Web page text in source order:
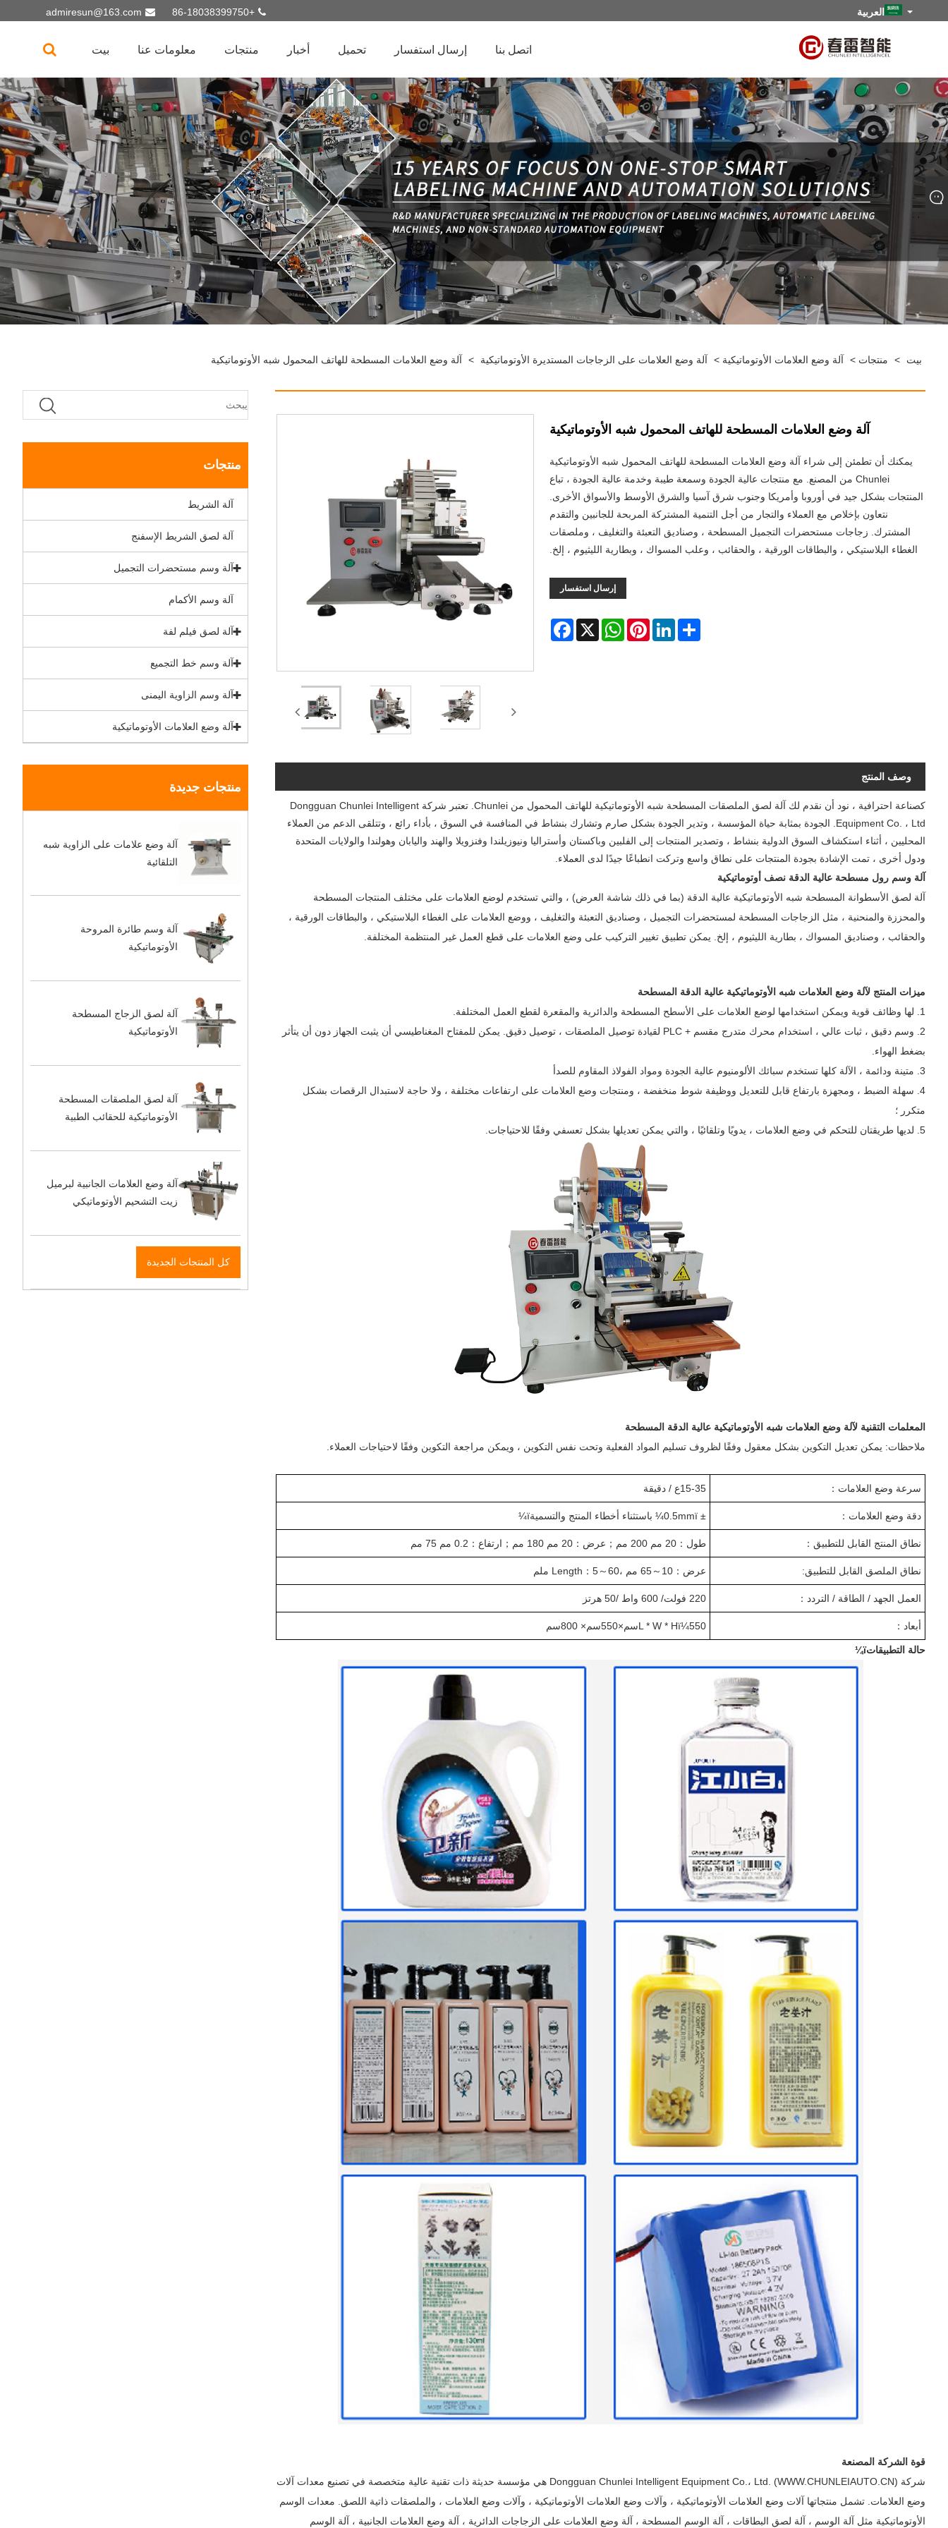
+86-18038399750
admiresun@163.com العربية
بيت معلومات عنا منتجات أخبار تحميل إرسال استفسار اتصل بنا
بيت > منتجات > آلة وضع العلامات الأوتوماتيكية > آلة وضع العلامات على الزجاجات المستديرة الأوتوماتيكية > آلة وضع العلامات المسطحة للهاتف المحمول شبه الأوتوماتيكية
منتجات
آلة الشريط
آلة لصق الشريط الإسفنج
آلة وسم مستحضرات التجميل
آلة وسم الأكمام
آلة لصق فيلم لفة
آلة وسم خط التجميع
آلة وسم الزاوية اليمنى
آلة وضع العلامات الأوتوماتيكية
منتجات جديدة
آلة وضع علامات على الزاوية شبه
التلقائية
آلة وسم طائرة المروحة
الأوتوماتيكية
آلة لصق الزجاج المسطحة
الأوتوماتيكية
آلة لصق الملصقات المسطحة
الأوتوماتيكية للحقائب الطبية
آلة وضع العلامات الجانبية لبرميل
زيت التشحيم الأوتوماتيكي
كل المنتجات الجديدة
آلة وضع العلامات المسطحة للهاتف المحمول شبه الأوتوماتيكية
يمكنك أن تطمئن إلى شراء آلة وضع العلامات المسطحة للهاتف المحمول شبه الأوتوماتيكية
Chunlei من المصنع. مع منتجات عالية الجودة وسمعة طيبة وخدمة عالية الجودة ، تباع
المنتجات بشكل جيد في أوروبا وأمريكا وجنوب شرق آسيا والشرق الأوسط والأسواق الأخرى.
نتعاون بإخلاص مع العملاء والتجار من أجل التنمية المشتركة المربحة للجانبين والتقدم
المشترك. زجاجات مستحضرات التجميل المسطحة ، وصناديق التعبئة والتغليف ، وملصقات
الغطاء البلاستيكي ، والبطاقات الورقية ، والحقائب ، وعلب المسواك ، وبطارية الليثيوم ، إلخ.
إرسال استفسار
Facebook X
WhatsAppPinterestLinkedInShare
وصف المنتج
كصناعة احترافية ، نود أن نقدم لك آلة لصق الملصقات المسطحة شبه الأوتوماتيكية للهاتف المحمول من Chunlei. تعتبر شركة Dongguan Chunlei Intelligent
Equipment Co. ، Ltd. الجودة بمثابة حياة المؤسسة ، وتدير الجودة بشكل صارم وتشارك بنشاط في المنافسة في السوق ، بأداء رائع ، وتتلقى الدعم من العملاء
المحليين ، أثناء استكشاف السوق الدولية بنشاط ، وتصدير المنتجات إلى الفلبين وباكستان وأستراليا ونيوزيلندا وفنزويلا والهند واليابان وهولندا والولايات المتحدة
ودول أخرى ، تمت الإشادة بجودة المنتجات على نطاق واسع وتركت انطباعًا جيدًا لدى العملاء.
آلة وسم رول مسطحة عالية الدقة نصف أوتوماتيكية
آلة لصق الأسطوانة المسطحة شبه الأوتوماتيكية عالية الدقة (بما في ذلك شاشة العرض) ، والتي تستخدم لوضع العلامات على مختلف المنتجات المسطحة
والمحززة والمنحنية ، مثل الزجاجات المسطحة لمستحضرات التجميل ، وصناديق التعبئة والتغليف ، ووضع العلامات على الغطاء البلاستيكي ، والبطاقات الورقية ،
والحقائب ، وصناديق المسواك ، بطارية الليثيوم ، إلخ. يمكن تطبيق تغيير التركيب على وضع العلامات على قطع العمل غير المنتظمة المختلفة.
ميزات المنتج لآلة وضع العلامات شبه الأوتوماتيكية عالية الدقة المسطحة
1. لها وظائف قوية ويمكن استخدامها لوضع العلامات على الأسطح المسطحة والدائرية والمقعرة لقطع العمل المختلفة.
2. وسم دقيق ، ثبات عالي ، استخدام محرك متدرج مقسم + PLC لقيادة توصيل الملصقات ، توصيل دقيق. يمكن للمفتاح المغناطيسي أن يثبت الجهاز دون أن يتأثر
بضغط الهواء.
3. متينة ودائمة ، الآلة كلها تستخدم سبائك الألومنيوم عالية الجودة ومواد الفولاذ المقاوم للصدأ
4. سهلة الضبط ، ومجهزة بارتفاع قابل للتعديل ووظيفة شوط منخفضة ، ومنتجات وضع العلامات على ارتفاعات مختلفة ، ولا حاجة لاستبدال الرقصات بشكل
متكرر ؛
5. لديها طريقتان للتحكم في وضع العلامات ، يدويًا وتلقائيًا ، والتي يمكن تعديلها بشكل تعسفي وفقًا للاحتياجات.
المعلمات التقنية لآلة وضع العلامات شبه الأوتوماتيكية عالية الدقة المسطحة
ملاحظات: يمكن تعديل التكوين بشكل معقول وفقًا لظروف تسليم المواد الفعلية وتحت نفس التكوين ، ويمكن مراجعة التكوين وفقًا لاحتياجات العملاء.
سرعة وضع العلامات ：
15-35 ع / دقيقة
دقة وضع العلامات ：
± 0.
5mmï¼ باستثناء أخطاء المنتج والتسميةï¼
نطاق المنتج القابل للتطبيق ： طول ： 20 مم 200 مم ； عرض ： 20 مم 180 مم ； ارتفاع ： 0.2 مم 75 مم
نطاق الملصق القابل للتطبيق: عرض ：
10
～65 مم ، Length ： 5～60 ملم
العمل الجهد / الطاقة / التردد ： 220 فولت / 600 واط / 50 هرتز
أبعاد ：
L * W * Hï¼550 سم×
550 سم× 8
00 سم
حالة التطبيقاتï¼
قوة الشركة المصنعة
شركة Dongguan Chunlei Intelligent Equipment Co.، Ltd. (WWW.CHUNLEIAUTO.CN) هي مؤسسة حديثة ذات تقنية عالية متخصصة في تصنيع معدات آلات
وضع العلامات. تشمل منتجاتها آلات وضع العلامات الأوتوماتيكية ، وآلات وضع العلامات الأوتوماتيكية ، وآلات وضع العلامات ، والملصقات ذاتية اللصق. معدات الوسم
الأوتوماتيكية مثل آلة الوسم ، آلة لصق البطاقات ، آلة الوسم المسطحة ، آلة وضع العلامات على الزجاجات الدائرية ، آلة وضع العلامات الجانبية ، آلة الوسم